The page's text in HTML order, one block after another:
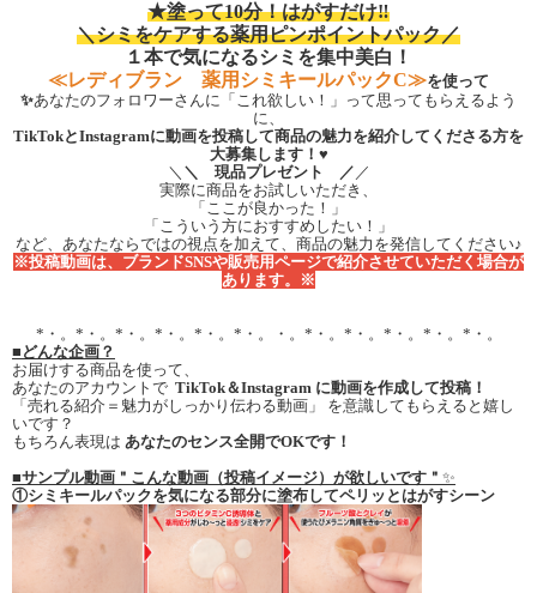
★塗って10分！はがすだけ‼
＼シミをケアする薬用ピンポイントパック／
１本で気になるシミを集中美白！
≪レディブラン 薬用シミキールパックC≫を使って
✨あなたのフォロワーさんに「これ欲しい！」って思ってもらえるよう
に、
TikTokとInstagramに動画を投稿して商品の魅力を紹介してくださる方を
大募集します！ ♥
＼ ＼ 現品プレゼント ／ ／
実際に商品をお試しいただき、
「ここが良かった！」
「こういう方におすすめしたい！」
など、あなたならではの視点を加えて、商品の魅力を発信してください♪
※投稿動画は、ブランドSNSや販売用ページで紹介させていただく場合が
あります。※
*・。*・。*・。*・。*・。*・。・。*・。*・。*・。*・。*・。
■どんな企画？
お届けする商品を使って、
あなたのアカウントで TikTok＆Instagram に動画を作成して投稿！
「売れる紹介＝魅力がしっかり伝わる動画」 を意識してもらえると嬉し
いです？
もちろん表現は あなたのセンス全開でOKです！
■サンプル動画＂こんな動画（投稿イメージ）が欲しいです＂ ✨
①シミキールパックを気になる部分に塗布してペリッとはがすシーン